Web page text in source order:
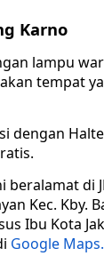
Karno
lampu
tempat
dengan
beralamat di
Kec. Kby.
Ibu Kota
Google Maps.